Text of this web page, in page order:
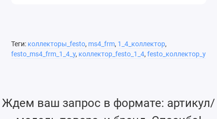
Теги: коллекторы_festo, ms4_frm, 1_4_коллектор,
festo_ms4_frm_1_4_y, коллектор_festo_1_4, festo_коллектор_y
Ждем ваш запрос в формате: артикул/